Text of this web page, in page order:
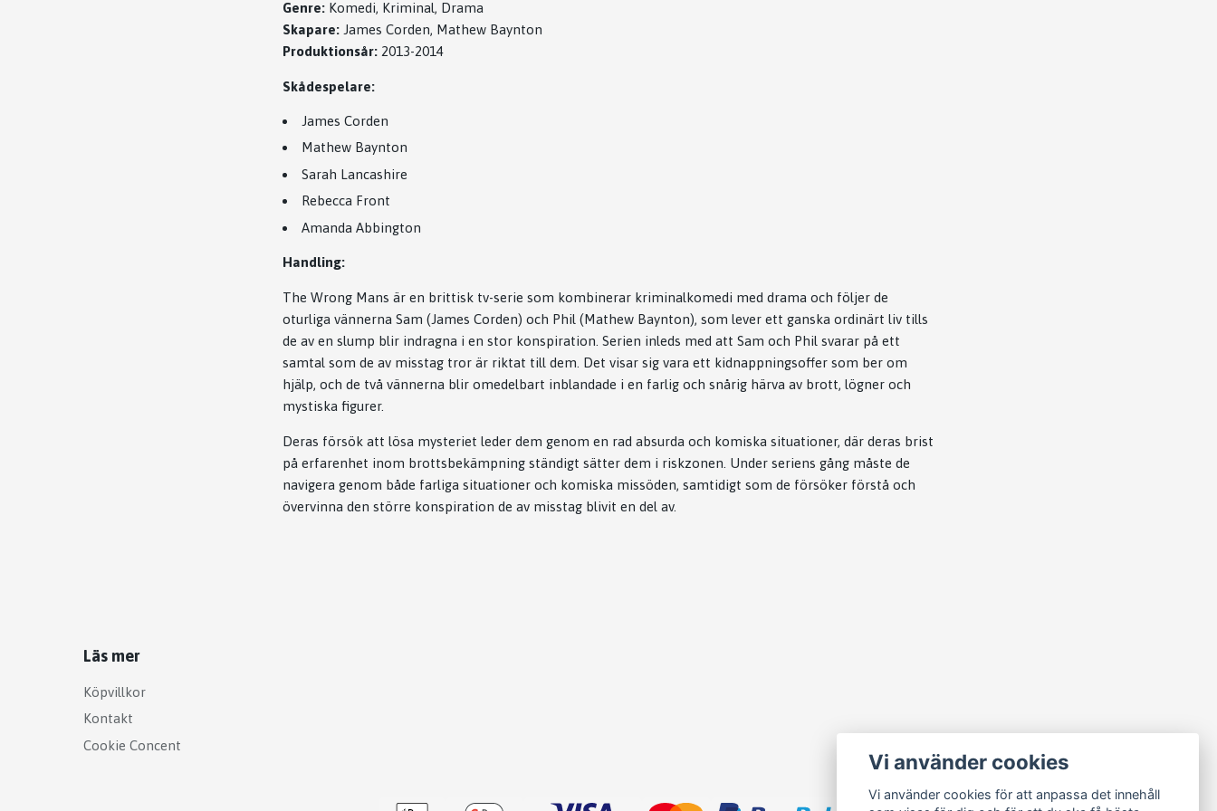
Genre: Komedi, Kriminal, Drama
Skapare: James Corden, Mathew Baynton
Produktionsår: 2013-2014
Skådespelare:
James Corden
Mathew Baynton
Sarah Lancashire
Rebecca Front
Amanda Abbington
Handling:
The Wrong Mans är en brittisk tv-serie som kombinerar kriminalkomedi med drama och följer de
oturliga vännerna Sam (James Corden) och Phil (Mathew Baynton), som lever ett ganska ordinärt liv tills
de av en slump blir indragna i en stor konspiration. Serien inleds med att Sam och Phil svarar på ett
samtal som de av misstag tror är riktat till dem. Det visar sig vara ett kidnappningsoffer som ber om
hjälp, och de två vännerna blir omedelbart inblandade i en farlig och snårig härva av brott, lögner och
mystiska figurer.
Deras försök att lösa mysteriet leder dem genom en rad absurda och komiska situationer, där deras brist
på erfarenhet inom brottsbekämpning ständigt sätter dem i riskzonen. Under seriens gång måste de
navigera genom både farliga situationer och komiska missöden, samtidigt som de försöker förstå och
övervinna den större konspiration de av misstag blivit en del av.
Läs mer
Köpvillkor
Kontakt
Cookie Concent
Vi använder cookies
Vi använder cookies för att anpassa det innehåll